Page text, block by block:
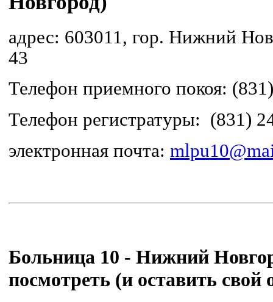
адрес: 603011, гор. Нижний
43
Телефон приемного покоя:
Телефон регистратуры: (831)
электронная почта:
Больница 10 - Нижний
посмотреть (и оставить свой